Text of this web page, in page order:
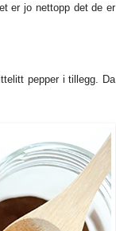
er jo nettopp det de er
pepper i tillegg. Da